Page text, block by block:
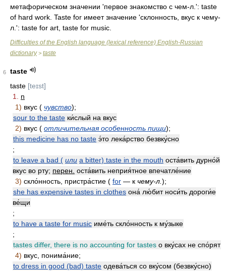
метафорическом значении 'первое знакомство с чем-л.': taste
of hard work. Taste for имеет значение 'склонность, вкус к чему-
л.': taste for art, taste for music.
Difficulties of the English language (lexical reference) English-Russian
dictionary> taste
6
taste
taste [teɪst]
1.
n
1) вкус ( чувство);
sour to the taste ки́слый на вкус
2) вкус ( отличительная особенность пищи);
this medicine has no taste э́то лека́рство безвку́сно
;
to leave a bad ( или a bitter) taste in the mouth оста́вить дурно́й
вкус во рту; перен. оста́вить неприя́тное впечатле́ние
3) скло́нность, пристра́стие ( for — к чему-л. );
she has expensive tastes in clothes она́ лю́бит носи́ть дороги́е
ве́щи
;
to have a taste for music име́ть скло́нность к му́зыке
;
tastes differ, there is no accounting for tastes о вку́сах не спо́рят
4) вкус, понима́ние;
to dress in good (bad) taste одева́ться со вку́сом (безвку́сно)